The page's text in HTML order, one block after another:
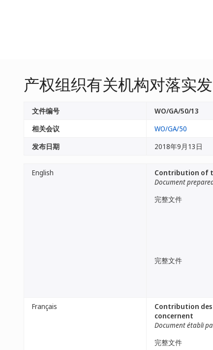
产权组织有关机构对落实
文件编号
WO/GA/50/13
相关会议
WO/GA/50
发布日期
2018年9月13日
English
Contribution of
Document
完整文件
完整文件
Français
Contribution des
concernent
Document établi
完整文件